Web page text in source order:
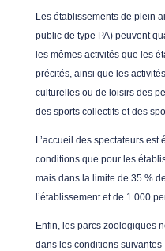
Les établissements de plein
public de type PA) peuvent
les mêmes activités que les
précités, ainsi que les
culturelles ou de loisirs des
des sports collectifs et des
L’accueil des spectateurs
conditions que pour les
mais dans la limite de 35 %
l’établissement et de 1 000
Enfin, les parcs zoologiques
dans les conditions suivantes